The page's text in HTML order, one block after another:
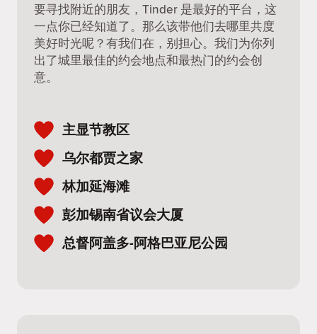
要寻找附近的朋友，Tinder 是最好的平台，这
一点你已经知道了。那么该带他们去哪里共度
美好时光呢？有我们在，别担心。我们为你列
出了城里最佳的约会地点和最热门的约会创
意。
主显节教区
乌尔都贾之家
林加延海滩
彭加锡南省议会大厦
总督阿盖多-阿格巴亚尼公园